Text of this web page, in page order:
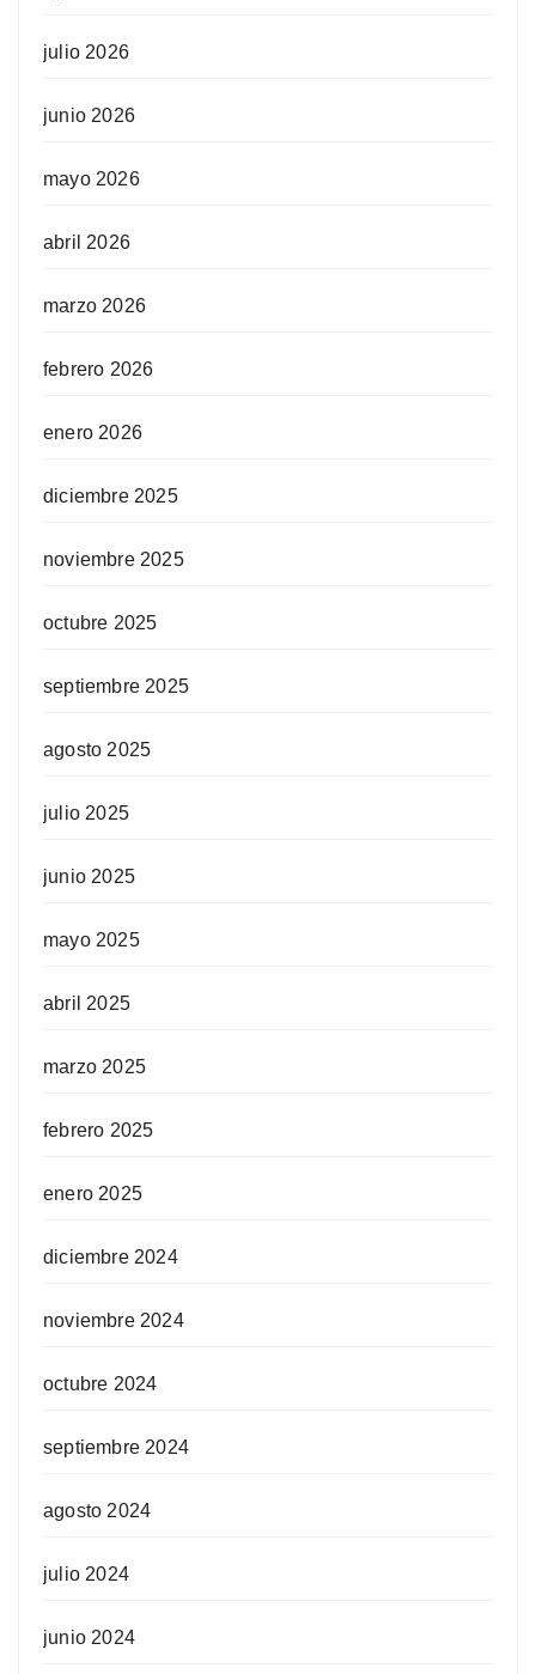
julio 2026
junio 2026
mayo 2026
abril 2026
marzo 2026
febrero 2026
enero 2026
diciembre 2025
noviembre 2025
octubre 2025
septiembre 2025
agosto 2025
julio 2025
junio 2025
mayo 2025
abril 2025
marzo 2025
febrero 2025
enero 2025
diciembre 2024
noviembre 2024
octubre 2024
septiembre 2024
agosto 2024
julio 2024
junio 2024